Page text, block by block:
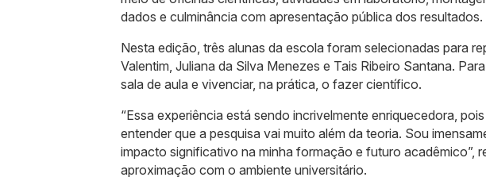
dados e culminância com apresentação pública dos resultados.
Nesta edição, três alunas da escola foram selecionadas para
Valentim, Juliana da Silva Menezes e Tais Ribeiro Santana.
sala de aula e vivenciar, na prática, o fazer científico.
“Essa experiência está sendo incrivelmente enriquecedora,
entender que a pesquisa vai muito além da teoria. Sou
impacto significativo na minha formação e futuro acadêmico”,
aproximação com o ambiente universitário.